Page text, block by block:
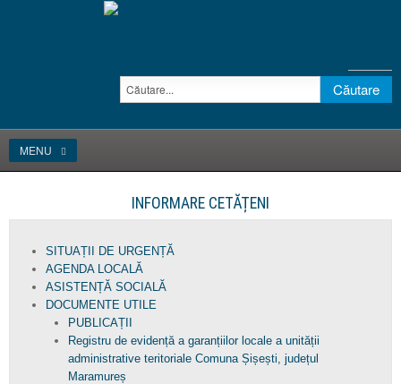
MENU
INFORMARE CETĂȚENI
SITUAȚII DE URGENȚĂ
AGENDA LOCALĂ
ASISTENȚĂ SOCIALĂ
DOCUMENTE UTILE
PUBLICAȚII
Registru de evidență a garanțiilor locale a unității
administrative teritoriale Comuna Șișești, județul
Maramureș